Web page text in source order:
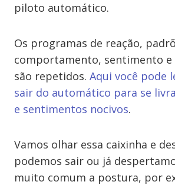
piloto automático.
Os programas de reação,
comportamento, sentimento e
são repetidos. Aqui você pode
sair do automático para se
e sentimentos nocivos.
Vamos olhar essa caixinha e
podemos sair ou já
muito comum a postura, por